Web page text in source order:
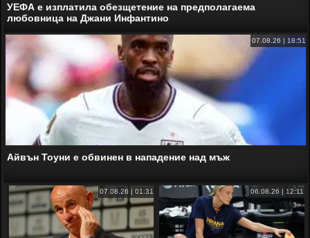
УЕФА е изплатила обезщетение на предполагаема
любовница на Джани Инфантино
07.08.26 | 18:51
Айвън Тоуни е обвинен в нападение над мъж
07.08.26 | 01:31 06.08.26 | 12:11